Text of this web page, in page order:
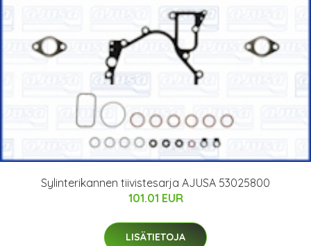
Sylinterikannen tiivistesarja AJUSA 53025800
101.01 EUR
LISÄTIETOJA